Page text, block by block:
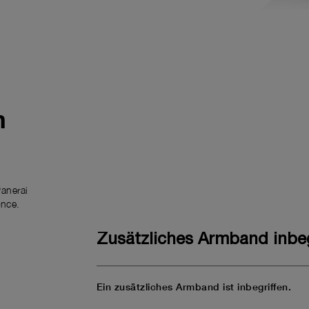
Zusätzliches Armband
Ein zusätzliches Armband ist inbegriffen.